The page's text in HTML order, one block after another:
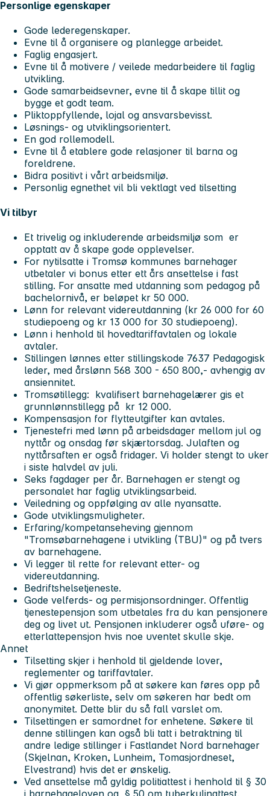
Personlige egenskaper
Gode lederegenskaper.
Evne til å organisere og planlegge arbeidet.
Faglig engasjert.
Evne til å motivere / veilede medarbeidere til faglig
utvikling.
Gode samarbeidsevner, evne til å skape tillit og
bygge et godt team.
Pliktoppfyllende, lojal og ansvarsbevisst.
Løsnings- og utviklingsorientert.
En god rollemodell.
Evne til å etablere gode relasjoner til barna og
foreldrene.
Bidra positivt i vårt arbeidsmiljø.
Personlig egnethet vil bli vektlagt ved tilsetting
Vi tilbyr
Et trivelig og inkluderende arbeidsmiljø som er
opptatt av å skape gode opplevelser.
For nytilsatte i Tromsø kommunes barnehager
utbetaler vi bonus etter ett års ansettelse i fast
stilling. For ansatte med utdanning som pedagog på
bachelornivå, er beløpet kr 50 000.
Lønn for relevant videreutdanning (kr 26 000 for 60
studiepoeng og kr 13 000 for 30 studiepoeng).
Lønn i henhold til hovedtariffavtalen og lokale
avtaler.
Stillingen lønnes etter stillingskode 7637 Pedagogisk
leder, med årslønn 568 300 - 650 800,- avhengig av
ansiennitet.
Tromsøtillegg: kvalifisert barnehagelærer gis et
grunnlønnstillegg på kr 12 000.
Kompensasjon for flytteutgifter kan avtales.
Tjenestefri med lønn på arbeidsdager mellom jul og
nyttår og onsdag før skjærtorsdag. Julaften og
nyttårsaften er også fridager. Vi holder stengt to uker
i siste halvdel av juli.
Seks fagdager per år. Barnehagen er stengt og
personalet har faglig utviklingsarbeid.
Veiledning og oppfølging av alle nyansatte.
Gode utviklingsmuligheter.
Erfaring/kompetanseheving gjennom
"Tromsøbarnehagene i utvikling (TBU)" og på tvers
av barnehagene.
Vi legger til rette for relevant etter- og
videreutdanning.
Bedriftshelsetjeneste.
Gode velferds- og permisjonsordninger. Offentlig
tjenestepensjon som utbetales fra du kan pensjonere
deg og livet ut. Pensjonen inkluderer også uføre- og
etterlattepensjon hvis noe uventet skulle skje.
Annet
Tilsetting skjer i henhold til gjeldende lover,
reglementer og tariffavtaler.
Vi gjør oppmerksom på at søkere kan føres opp på
offentlig søkerliste, selv om søkeren har bedt om
anonymitet. Dette blir du så fall varslet om.
Tilsettingen er samordnet for enhetene. Søkere til
denne stillingen kan også bli tatt i betraktning til
andre ledige stillinger i Fastlandet Nord barnehager
(Skjelnan, Kroken, Lunheim, Tomasjordneset,
Elvestrand) hvis det er ønskelig.
Ved ansettelse må gyldig politiattest i henhold til § 30